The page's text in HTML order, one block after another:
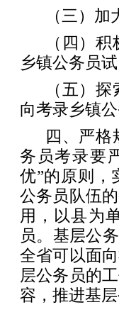
（三）
（四）
乡镇公务员试
（五）
向考录乡镇公
四、严格
务员考录要
优”的原则，
公务员队伍
用，以县为
员。基层公
全省可以面
层公务员的
容，推进基